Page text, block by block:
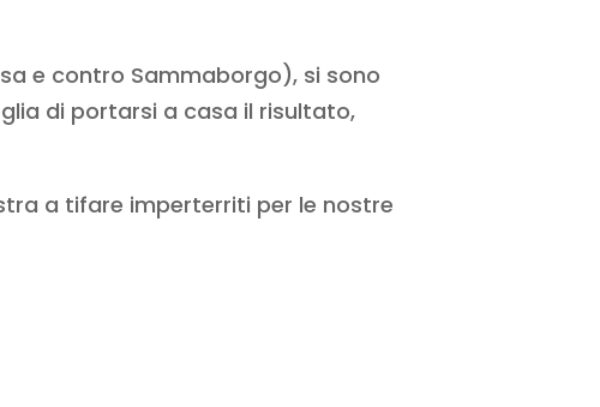
e contro Sammaborgo), si sono
di portarsi a casa il risultato,
a tifare imperterriti per le nostre